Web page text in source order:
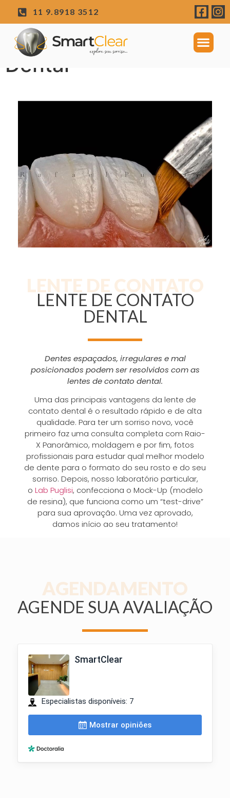
11 9.8918 3512
Lentes de Contato
Dental
LENTE DE CONTATO
LENTE DE CONTATO
DENTAL
Dentes espaçados, irregulares e mal
posicionados podem ser resolvidos com as
lentes de contato dental.
Uma das principais vantagens da lente de
contato dental é o resultado rápido e de alta
qualidade. Para ter um sorriso novo, você
primeiro faz uma consulta completa com Raio-
X Panorâmico, moldagem e por fim, fotos
profissionais para estudar qual melhor modelo
de dente para o formato do seu rosto e do seu
sorriso. Depois, nosso laboratório particular,
o Lab Puglisi, confecciona o Mock-Up (modelo
de resina), que funciona como um “test-drive”
para sua aprovação. Uma vez aprovado,
damos início ao seu tratamento!
AGENDAMENTO
AGENDE SUA AVALIAÇÃO